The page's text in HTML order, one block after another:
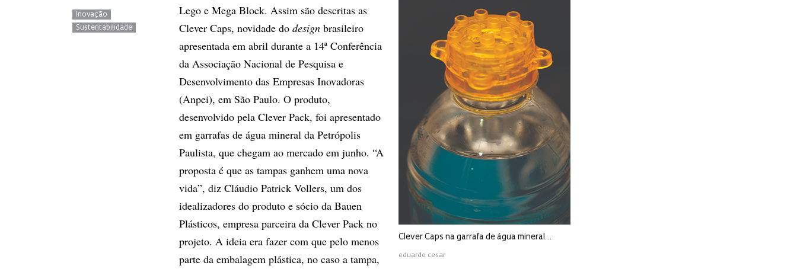
Inovação
Sustentabilidade
Clever Caps na garrafa de água mineral…
eduardo cesar
Lego e Mega Block. Assim são descritas as
Clever Caps, novidade do design brasileiro
apresentada em abril durante a 14ª Conferência
da Associação Nacional de Pesquisa e
Desenvolvimento das Empresas Inovadoras
(Anpei), em São Paulo. O produto,
desenvolvido pela Clever Pack, foi apresentado
em garrafas de água mineral da Petrópolis
Paulista, que chegam ao mercado em junho. “A
proposta é que as tampas ganhem uma nova
vida”, diz Cláudio Patrick Vollers, um dos
idealizadores do produto e sócio da Bauen
Plásticos, empresa parceira da Clever Pack no
projeto. A ideia era fazer com que pelo menos
parte da embalagem plástica, no caso a tampa,